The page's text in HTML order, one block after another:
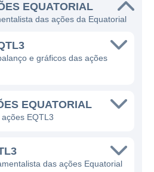
um serviço essencial
econômico e social
está na distribuição de
controla várias
diferentes estados,
Além da
também investe em
EQUATORIAL
das ações da Equatorial
e gráficos das ações
EQUATORIAL
EQTL3
das ações Equatorial